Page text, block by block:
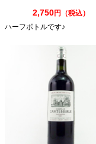
2,750円（税込）
ハーフボトルです♪